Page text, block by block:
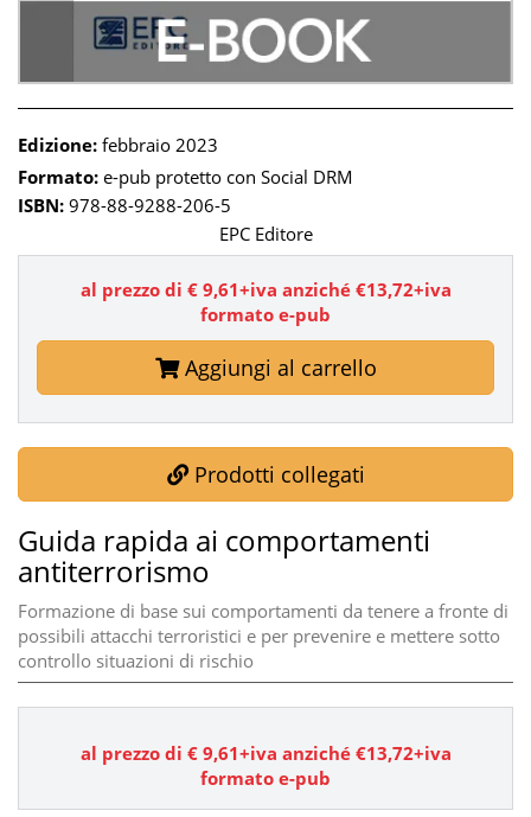
Edizione: febbraio 2023
Formato: e-pub protetto con Social DRM
ISBN: 978-88-9288-206-5
EPC Editore
al prezzo di € 9,61+iva anziché €13,72+iva
formato e-pub
Aggiungi al carrello
Prodotti collegati
Guida rapida ai comportamenti
antiterrorismo
Formazione di base sui comportamenti da tenere a fronte di
possibili attacchi terroristici e per prevenire e mettere sotto
controllo situazioni di rischio
al prezzo di € 9,61+iva anziché €13,72+iva
formato e-pub